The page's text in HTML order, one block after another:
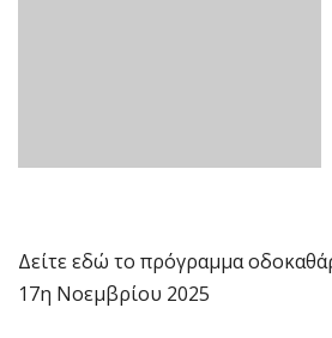
Δείτε εδώ το πρόγραμμα
17η Νοεμβρίου 2025